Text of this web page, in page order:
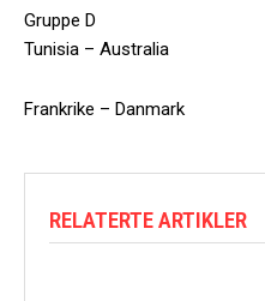
Gruppe D
Tunisia – Australia
Frankrike – Danmark
RELATERTE ARTIKLER